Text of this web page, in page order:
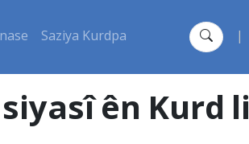
Saziya Kurdpa
ên Kurd li